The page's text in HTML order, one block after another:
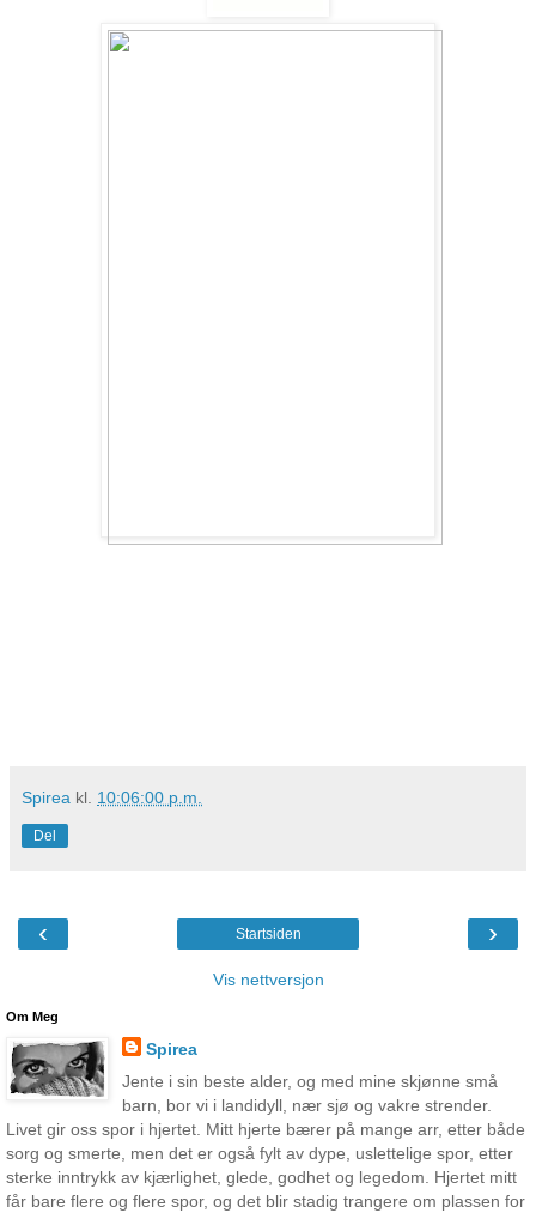
Spirea kl. 10:06:00 p.m.
Del
‹ ›
Startsiden
Vis nettversjon
Om Meg
Spirea
Jente i sin beste alder, og med mine skjønne små
barn, bor vi i landidyll, nær sjø og vakre strender.
Livet gir oss spor i hjertet. Mitt hjerte bærer på mange arr, etter både
sorg og smerte, men det er også fylt av dype, uslettelige spor, etter
sterke inntrykk av kjærlighet, glede, godhet og legedom. Hjertet mitt
får bare flere og flere spor, og det blir stadig trangere om plassen for